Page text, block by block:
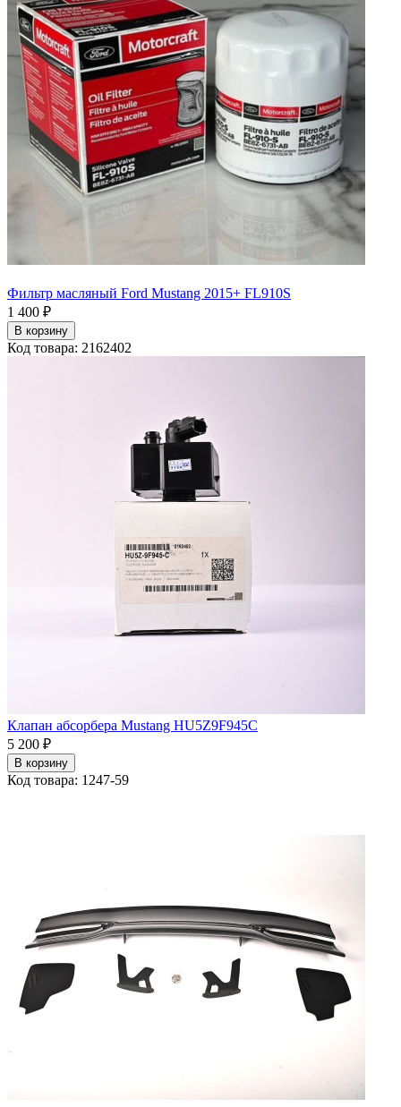
Фильтр масляный Ford Mustang 2015+ FL910S
1 400 ₽
В корзину
Код товара: 2162402
Клапан абсорбера Mustang HU5Z9F945C
5 200 ₽
В корзину
Код товара: 1247-59